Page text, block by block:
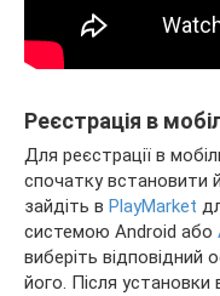
Реєстрація в
Для реєстрації в
спочатку встановити
зайдіть в PlayMarket
системою Android або
виберіть відповідний
його. Після установки